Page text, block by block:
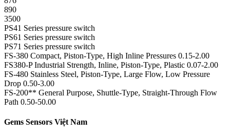
890
3500
PS41 Series pressure switch
PS61 Series pressure switch
PS71 Series pressure switch
FS-380 Compact, Piston-Type, High Inline Pressures 0.15-2.00
FS380-P Industrial Strength, Inline, Piston-Type, Plastic 0.07-2.00
FS-480 Stainless Steel, Piston-Type, Large Flow, Low Pressure
Drop 0.50-3.00
FS-200** General Purpose, Shuttle-Type, Straight-Through Flow
Path 0.50-50.00
Gems Sensors Việt Nam